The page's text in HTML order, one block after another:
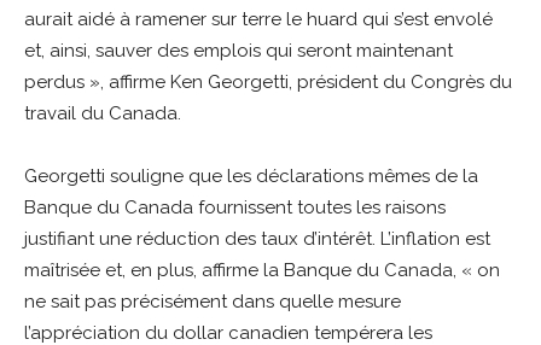
aurait aidé à ramener sur terre le huard qui s’est envolé
et, ainsi, sauver des emplois qui seront maintenant
perdus », affirme Ken Georgetti, président du Congrès du
travail du Canada.
Georgetti souligne que les déclarations mêmes de la
Banque du Canada fournissent toutes les raisons
justifiant une réduction des taux d’intérêt. L’inflation est
maîtrisée et, en plus, affirme la Banque du Canada, « on
ne sait pas précisément dans quelle mesure
l’appréciation du dollar canadien tempérera les